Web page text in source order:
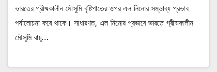
ভারতের গ্রীষ্মকালীন মৌসুমি বৃষ্টিপাতের ওপর এল নিনোর সম্ভাব্য প্রভাব
পর্যালোচনা করে থাকে। সাধারণত, এল নিনোর প্রভাবে ভারতে গ্রীষ্মকালীন
মৌসুমি বায়ু…